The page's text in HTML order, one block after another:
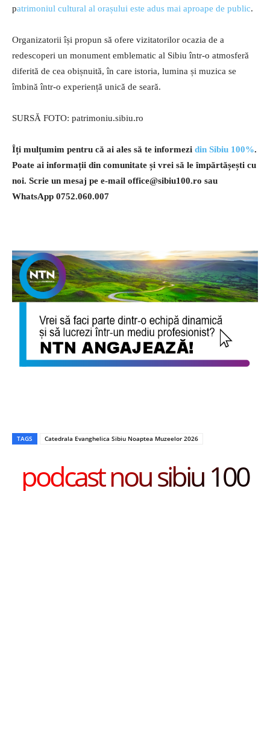
patrimoniul cultural al orașului este adus mai aproape de public.
Organizatorii își propun să ofere vizitatorilor ocazia de a
redescoperi un monument emblematic al Sibiu într-o atmosferă
diferită de cea obișnuită, în care istoria, lumina și muzica se
îmbină într-o experiență unică de seară.
SURSĂ FOTO: patrimoniu.sibiu.ro
Îți mulțumim pentru că ai ales să te informezi din Sibiu 100%.
Poate ai informații din comunitate și vrei să le împărtășești cu
noi. Scrie un mesaj pe e-mail office@sibiu100.ro sau
WhatsApp 0752.060.007
TAGS Catedrala Evanghelica Sibiu Noaptea Muzeelor 2026
podcast nou sibiu 100